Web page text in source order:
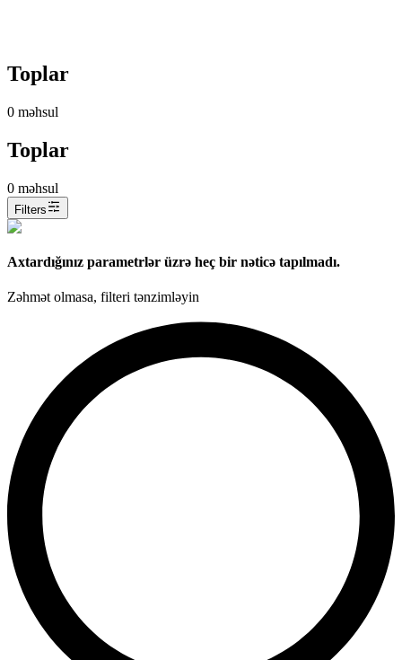
Toplar
0 məhsul
Toplar
0 məhsul
Filters
Axtardığınız parametrlər üzrə heç bir nəticə tapılmadı.
Zəhmət olmasa, filteri tənzimləyin